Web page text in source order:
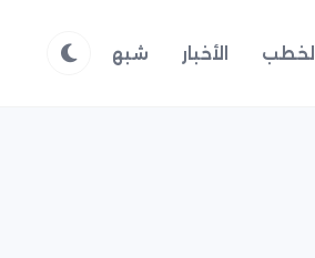
الأخبار شبهات وردود